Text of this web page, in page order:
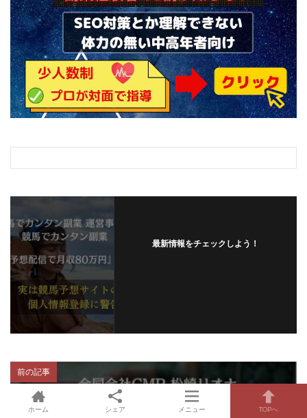
最新情報をチェックしよう！
前の記事
ホーム シェア メニュー TOPへ